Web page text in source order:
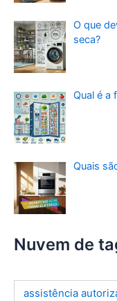
O que
seca?
Qual é a
Quais
Nuvem de
assistência